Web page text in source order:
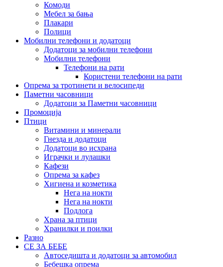
Комоди
Мебел за бања
Плакари
Полици
Мобилни телефони и додатоци
Додатоци за мобилни телефони
Мобилни телефони
Телефони на рати
Користени телефони на рати
Опрема за тротинети и велосипеди
Паметни часовници
Додатоци за Паметни часовници
Промоција
Птици
Витамини и минерали
Гнезда и додатоци
Додатоци во исхрана
Играчки и лулашки
Кафези
Опрема за кафез
Хигиена и козметика
Нега на нокти
Нега на нокти
Подлога
Храна за птици
Хранилки и поилки
Разно
СЕ ЗА БЕБЕ
Автоседишта и додатоци за автомобил
Бебешка опрема